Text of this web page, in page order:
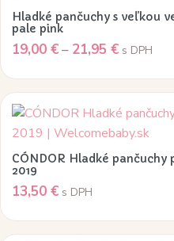
Hladké pančuchy s veľkou
pale pink
19,00 €– 21,95 €Price
19,00 €
through
21,95 €
s DPH
má
viacero
variantov.
si
môžete
vybrať
na
stránke
produktu.
CÓNDOR Hladké
2019
13,50 € s DPH
Tento
produkt
má
viacero
variantov.
si